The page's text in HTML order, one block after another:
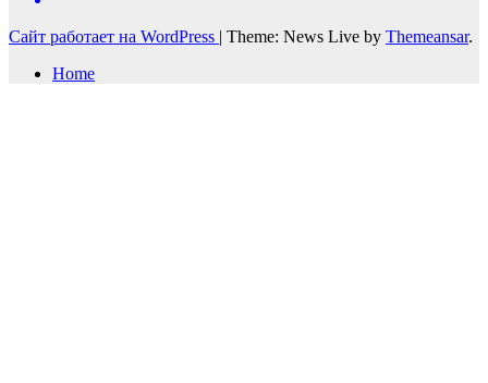
Сайт работает на WordPress | Theme: News Live by Themeansar.
Home